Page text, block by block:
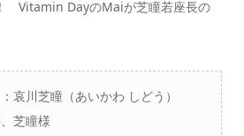
Vitamin DayのMaiが芝瞳若座長の
哀川芝瞳（あいかわ しどう）
芝瞳様